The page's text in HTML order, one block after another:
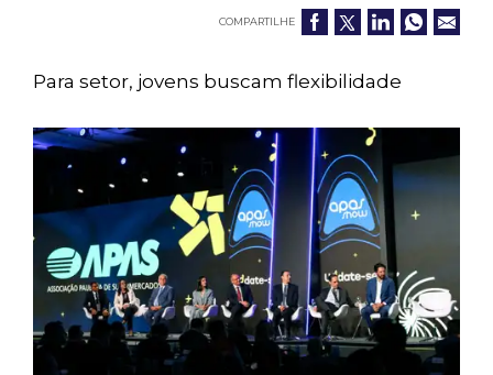
COMPARTILHE
Para setor, jovens buscam flexibilidade